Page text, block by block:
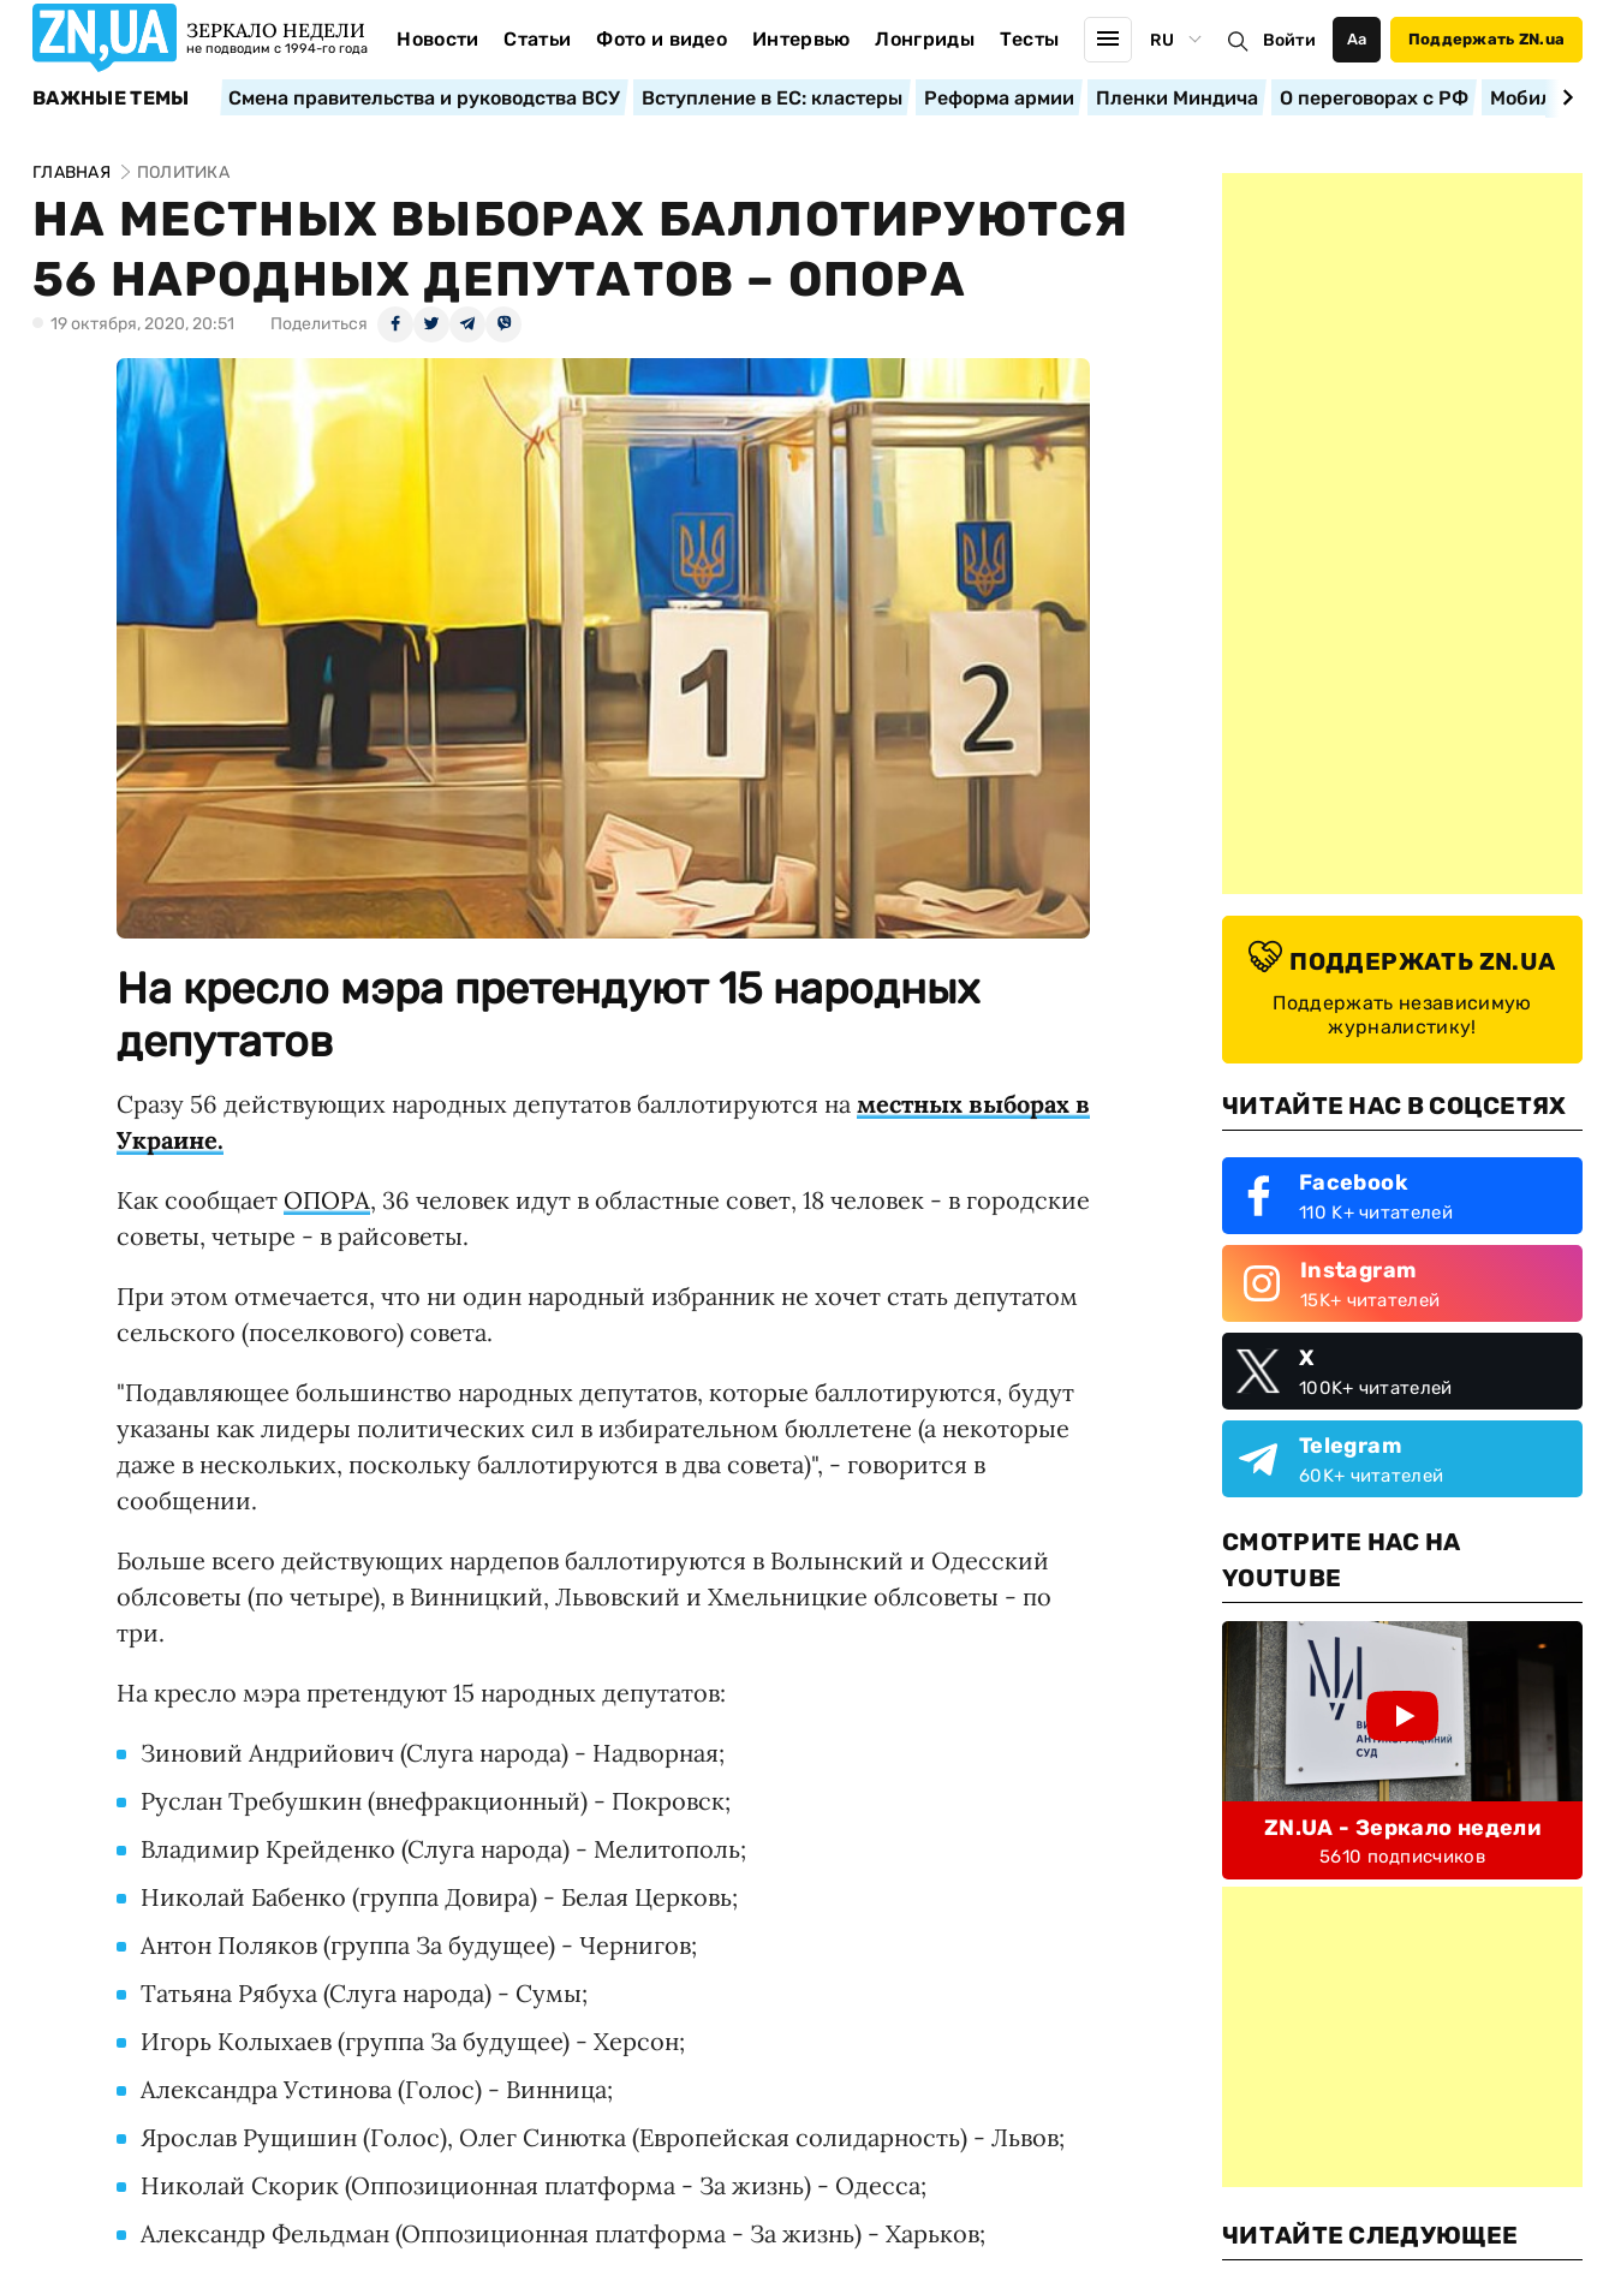
ЗЕРКАЛО НЕДЕЛИ
не подводим с 1994-го года Новости Статьи Фото и видео Интервью Лонгриды Тесты RU Войти Аа Поддержать ZN.ua
ВАЖНЫЕ ТЕМЫ Смена правительства и руководства ВСУ Вступление в ЕС: кластеры Реформа армии Пленки Миндича О переговорах с РФ
ГЛАВНАЯ ПОЛИТИКА
НА МЕСТНЫХ ВЫБОРАХ БАЛЛОТИРУЮТСЯ
56 НАРОДНЫХ ДЕПУТАТОВ – ОПОРА
19 октября, 2020, 20:51 Поделиться
На кресло мэра претендуют 15 народных
депутатов
Сразу 56 действующих народных депутатов баллотируются на местных выборах в
Украине.
Как сообщает ОПОРА, 36 человек идут в областные совет, 18 человек - в городские
советы, четыре - в райсоветы.
При этом отмечается, что ни один народный избранник не хочет стать депутатом
сельского (поселкового) совета.
"Подавляющее большинство народных депутатов, которые баллотируются, будут
указаны как лидеры политических сил в избирательном бюллетене (а некоторые
даже в нескольких, поскольку баллотируются в два совета)", - говорится в
сообщении.
Больше всего действующих нардепов баллотируются в Волынский и Одесский
облсоветы (по четыре), в Винницкий, Львовский и Хмельницкие облсоветы - по
три.
На кресло мэра претендуют 15 народных депутатов:
Зиновий Андрийович (Слуга народа) - Надворная;
Руслан Требушкин (внефракционный) - Покровск;
Владимир Крейденко (Слуга народа) - Мелитополь;
Николай Бабенко (группа Довира) - Белая Церковь;
Антон Поляков (группа За будущее) - Чернигов;
Татьяна Рябуха (Слуга народа) - Сумы;
Игорь Колыхаев (группа За будущее) - Херсон;
Александра Устинова (Голос) - Винница;
Ярослав Рущишин (Голос), Олег Синютка (Европейская солидарность) - Львов;
Николай Скорик (Оппозиционная платформа - За жизнь) - Одесса;
Александр Фельдман (Оппозиционная платформа - За жизнь) - Харьков;
ПОДДЕРЖАТЬ ZN.UA
Поддержать независимую
журналистику!
ЧИТАЙТЕ НАС В СОЦСЕТЯХ
Facebook
110 K+ читателей
Instagram
15K+ читателей
X
100K+ читателей
Telegram
60K+ читателей
СМОТРИТЕ НАС НА
YOUTUBE
ZN.UA - Зеркало недели
5610 подписчиков
ЧИТАЙТЕ СЛЕДУЮЩЕЕ